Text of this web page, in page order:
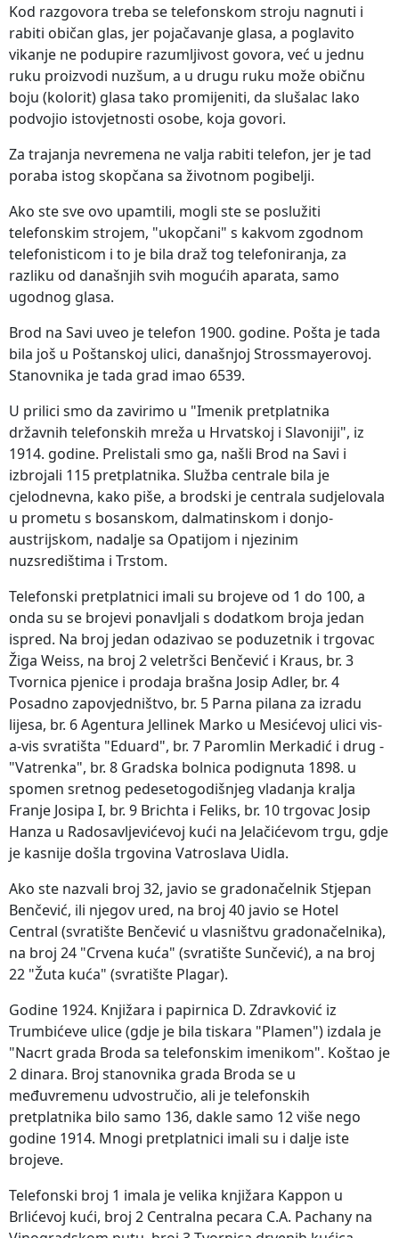
Kod razgovora treba se telefonskom stroju nagnuti i
rabiti običan glas, jer pojačavanje glasa, a poglavito
vikanje ne podupire razumljivost govora, već u jednu
ruku proizvodi nuzšum, a u drugu ruku može običnu
boju (kolorit) glasa tako promijeniti, da slušalac lako
podvojio istovjetnosti osobe, koja govori.
Za trajanja nevremena ne valja rabiti telefon, jer je tad
poraba istog skopčana sa životnom pogibelji.
Ako ste sve ovo upamtili, mogli ste se poslužiti
telefonskim strojem, "ukopčani" s kakvom zgodnom
telefonisticom i to je bila draž tog telefoniranja, za
razliku od današnjih svih mogućih aparata, samo
ugodnog glasa.
Brod na Savi uveo je telefon 1900. godine. Pošta je tada
bila još u Poštanskoj ulici, današnjoj Strossmayerovoj.
Stanovnika je tada grad imao 6539.
U prilici smo da zavirimo u "Imenik pretplatnika
državnih telefonskih mreža u Hrvatskoj i Slavoniji", iz
1914. godine. Prelistali smo ga, našli Brod na Savi i
izbrojali 115 pretplatnika. Služba centrale bila je
cjelodnevna, kako piše, a brodski je centrala sudjelovala
u prometu s bosanskom, dalmatinskom i donjo-
austrijskom, nadalje sa Opatijom i njezinim
nuzsredištima i Trstom.
Telefonski pretplatnici imali su brojeve od 1 do 100, a
onda su se brojevi ponavljali s dodatkom broja jedan
ispred. Na broj jedan odazivao se poduzetnik i trgovac
Žiga Weiss, na broj 2 veletršci Benčević i Kraus, br. 3
Tvornica pjenice i prodaja brašna Josip Adler, br. 4
Posadno zapovjedništvo, br. 5 Parna pilana za izradu
lijesa, br. 6 Agentura Jellinek Marko u Mesićevoj ulici vis-
a-vis svratišta "Eduard", br. 7 Paromlin Merkadić i drug -
"Vatrenka", br. 8 Gradska bolnica podignuta 1898. u
spomen sretnog pedesetogodišnjeg vladanja kralja
Franje Josipa I, br. 9 Brichta i Feliks, br. 10 trgovac Josip
Hanza u Radosavljevićevoj kući na Jelačićevom trgu, gdje
je kasnije došla trgovina Vatroslava Uidla.
Ako ste nazvali broj 32, javio se gradonačelnik Stjepan
Benčević, ili njegov ured, na broj 40 javio se Hotel
Central (svratište Benčević u vlasništvu gradonačelnika),
na broj 24 "Crvena kuća" (svratište Sunčević), a na broj
22 "Žuta kuća" (svratište Plagar).
Godine 1924. Knjižara i papirnica D. Zdravković iz
Trumbićeve ulice (gdje je bila tiskara "Plamen") izdala je
"Nacrt grada Broda sa telefonskim imenikom". Koštao je
2 dinara. Broj stanovnika grada Broda se u
međuvremenu udvostručio, ali je telefonskih
pretplatnika bilo samo 136, dakle samo 12 više nego
godine 1914. Mnogi pretplatnici imali su i dalje iste
brojeve.
Telefonski broj 1 imala je velika knjižara Kappon u
Brlićevoj kući, broj 2 Centralna pecara C.A. Pachany na